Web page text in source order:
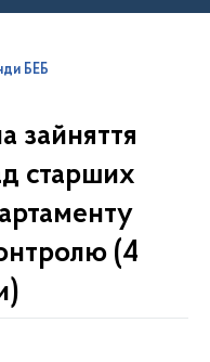
БЕБ
зайняття
старших
(4